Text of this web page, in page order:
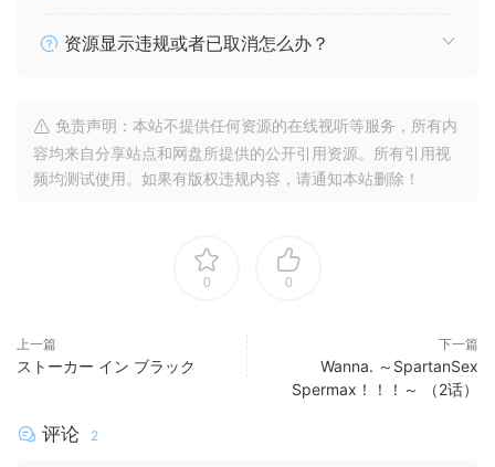
资源显示违规或者已取消怎么办？
免责声明：本站不提供任何资源的在线视听等服务，所有内
容均来自分享站点和网盘所提供的公开引用资源。所有引用视
频均测试使用。如果有版权违规内容，请通知本站删除！
0 0
上一篇
ストーカー イン ブラック
下一篇
Wanna. ～SpartanSex
Spermax！！！～ （2话）
评论 2